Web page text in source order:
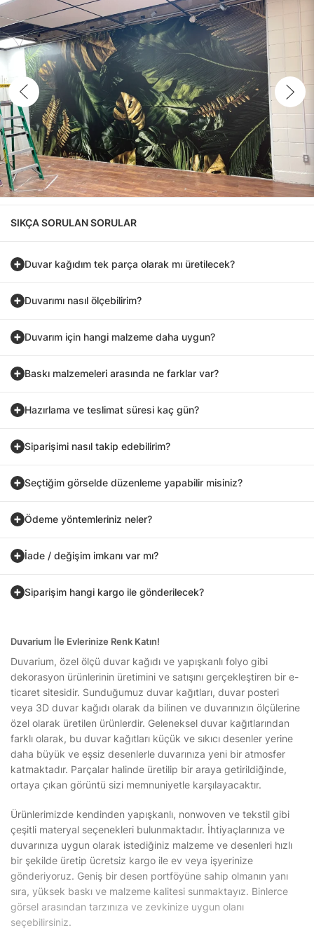
SIKÇA SORULAN SORULAR
Duvar kağıdım tek parça olarak mı üretilecek?
Duvarımı nasıl ölçebilirim?
Duvarım için hangi malzeme daha uygun?
Baskı malzemeleri arasında ne farklar var?
Hazırlama ve teslimat süresi kaç gün?
Siparişimi nasıl takip edebilirim?
Seçtiğim görselde düzenleme yapabilir misiniz?
Ödeme yöntemleriniz neler?
İade / değişim imkanı var mı?
Siparişim hangi kargo ile gönderilecek?
Duvarium İle Evlerinize Renk Katın!
Duvarium, özel ölçü duvar kağıdı ve yapışkanlı folyo gibi
dekorasyon ürünlerinin üretimini ve satışını gerçekleştiren bir e-
ticaret sitesidir. Sunduğumuz duvar kağıtları, duvar posteri
veya 3D duvar kağıdı olarak da bilinen ve duvarınızın ölçülerine
özel olarak üretilen ürünlerdir. Geleneksel duvar kağıtlarından
farklı olarak, bu duvar kağıtları küçük ve sıkıcı desenler yerine
daha büyük ve eşsiz desenlerle duvarınıza yeni bir atmosfer
katmaktadır. Parçalar halinde üretilip bir araya getirildiğinde,
ortaya çıkan görüntü sizi memnuniyetle karşılayacaktır.
Ürünlerimizde kendinden yapışkanlı, nonwoven ve tekstil gibi
çeşitli materyal seçenekleri bulunmaktadır. İhtiyaçlarınıza ve
duvarınıza uygun olarak istediğiniz malzeme ve desenleri hızlı
bir şekilde üretip ücretsiz kargo ile ev veya işyerinize
gönderiyoruz. Geniş bir desen portföyüne sahip olmanın yanı
sıra, yüksek baskı ve malzeme kalitesi sunmaktayız. Binlerce
görsel arasından tarzınıza ve zevkinize uygun olanı
seçebilirsiniz.